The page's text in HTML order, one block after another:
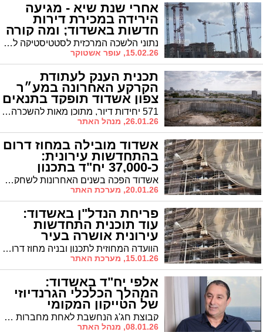
אחרי שנת שיא - מגיעה
הירידה במכירת דירות
חדשות באשדוד; ומה קורה
בשוק היד שניה? נתוני הלשכה המרכזית לסטטיסטיקה לסיכום שנת 2025 של עסקאות נדל"ן בערים בישראל - מצביעים על ירידה במכירת דירות חדשות באשדוד בשנה החולפת. ומה קורה בשוק היד שניה בעיר? הנתונים המלאים
15.02.26, עופר אשטוקר
תכנית הענק לעתודת
הקרקע האחרונה במע״ר
צפון אשדוד תופקד בתנאים
571 יחידות דיור, מתוכן מאות להשכרה לצמיתות, מגדלים בני עד 40 קומות, מלון, מסחר, תעסוקה וכיכר עירונית בלב העיר - התכנית שמקודמת בוועדה המחוזית לתכנון ובניה לעתודת הקרקע האחרונה במע"ר צפון באשדוד
26.01.26, מנהל האתר
אשדוד מובילה במחוז דרום
בהתחדשות עירונית:
כ-37,000 יח"ד בתכנון
וביצוע אשדוד הפכה בשנים האחרונות לשחקנית מרכזית בתחום ההתחדשות העירונית בישראל, עם עשרות בניינים בדרך להריסה, מאות דירות שכבר אוכלסו ואלפי יחידות דיור בתכנון. תחת הנהגתו של ראש העיר ד"ר יחיאל לסרי העיר נמצאת בעיצומו של מהפך אורבני עמוק
20.01.26, מערכת האתר
פריחת הנדל"ן באשדוד:
עוד תוכנית התחדשות
עירונית אושרה בעיר
הוועדה המחוזית לתכנון ובניה מחוז דרום אישרה תוכנית התחדשות עירונית נרחבת באזור שדרות הרצל ורחוב יצחק הנשיא באשדוד. הפרויקט בהובלת חברת אביסרור משתרע על פני כ-40 דונם באחד המיקומים המרכזיים של העיר
15.01.26, מערכת האתר
אלפי יח"ד באשדוד:
המהלך הכלכלי הגרנדיוזי
של הטייקון המקומי
קבוצת חג'ג הנחשבת לאחת מחברות הנדל"ן המובילות במשק לבניית מגורי יוקרה ובנייני משרדים בעיקר בתל אביב והמרכז חתמה על הסכם שיתוף פעולה ראשון מסוגו הכולל בלעדיות באשדוד לשלוש שנים
08.01.26, מנהל האתר